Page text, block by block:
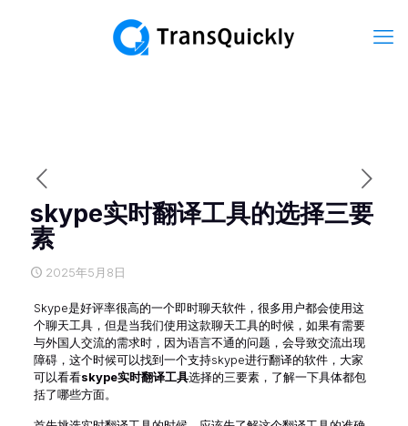
skype实时翻译工具的选择三要
素
2025年5月8日
Skype是好评率很高的一个即时聊天软件，很多用户都会使用这
个聊天工具，但是当我们使用这款聊天工具的时候，如果有需要
与外国人交流的需求时，因为语言不通的问题，会导致交流出现
障碍，这个时候可以找到一个支持skype进行翻译的软件，大家
可以看看skype实时翻译工具选择的三要素，了解一下具体都包
括了哪些方面。